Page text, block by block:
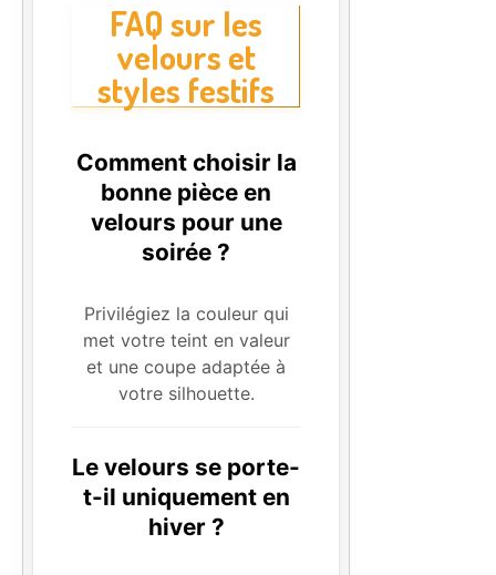
FAQ sur les
velours et
styles festifs
Comment choisir la
bonne pièce en
velours pour une
soirée ?
Privilégiez la couleur qui
met votre teint en valeur
et une coupe adaptée à
votre silhouette.
Le velours se porte-
t-il uniquement en
hiver ?